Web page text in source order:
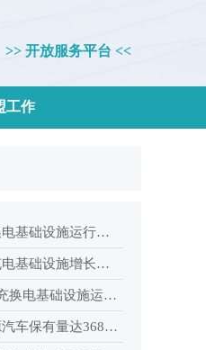
工作
>> 开放服务平台 <<
2024年全国电动汽车充换电基础设施运行情况
2025年一季度全国公共充电基础设施增长情况分析
2025年4月全国电动汽车充换电基础设施运行情况
2025年上半年全国新能源汽车保有量达3689万辆，纯电动汽车保有量2553.9万辆